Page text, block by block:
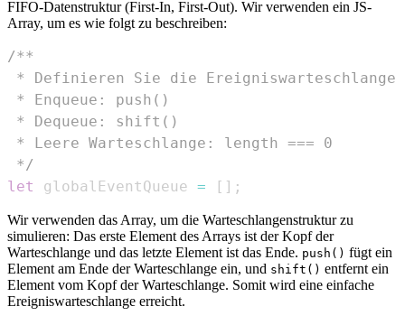
FIFO-Datenstruktur (First-In, First-Out). Wir verwenden ein JS-
Array, um es wie folgt zu beschreiben:
*/
let
globalEventQueue = [ ] ;
Wir verwenden das Array, um die Warteschlangenstruktur zu
simulieren: Das erste Element des Arrays ist der Kopf der
Warteschlange und das letzte Element ist das Ende. push() fügt ein
Element am Ende der Warteschlange ein, und shift() entfernt ein
Element vom Kopf der Warteschlange. Somit wird eine einfache
Ereigniswarteschlange erreicht.